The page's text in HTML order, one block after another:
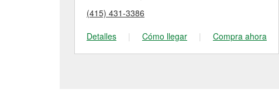
(415) 431-3386
Detalles
| Cómo llegar | Compra ahora